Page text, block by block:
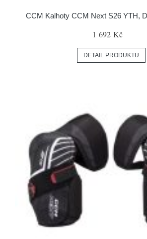
CCM Kalhoty CCM Next S26 YTH,
1 692 Kč
DETAIL PRODUKTU